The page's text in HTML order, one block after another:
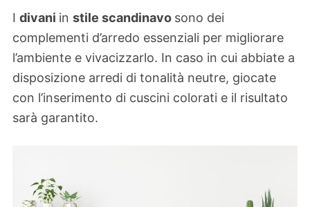
I divani in stile scandinavo sono dei
complementi d’arredo essenziali per migliorare
l’ambiente e vivacizzarlo. In caso in cui abbiate a
disposizione arredi di tonalità neutre, giocate
con l’inserimento di cuscini colorati e il risultato
sarà garantito.